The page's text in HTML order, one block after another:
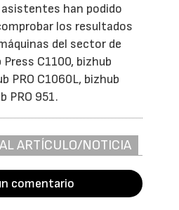
han podido
los resultados
del sector de
C1100, bizhub
PRO C1060L, bizhub
PRO 951.
ARTÍCULO/NOTICIA
comentario